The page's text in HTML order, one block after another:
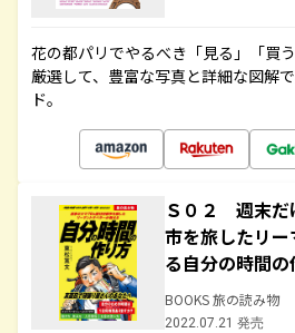
花の都パリでやるべき「見る」「買
厳選して、豊富な写真と詳細な図解
ド。
Ｓ０２ 週末だ
市を旅したリ
る自分の時間
BOOKS 旅の読み物
2022.07.21 発売